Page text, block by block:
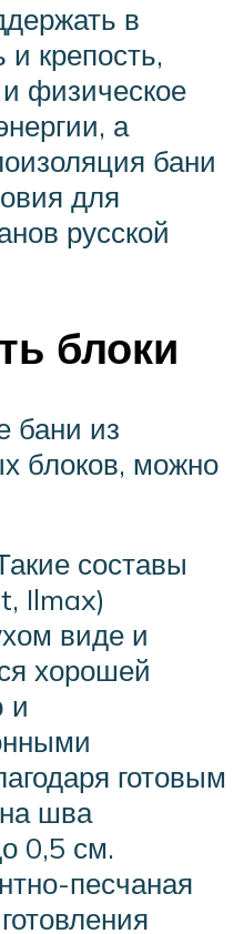
в
и крепость,
физическое
а
бани
для
русской
блоки
бани из
блоков, можно
составы
Ilmax)
виде и
хорошей
и
готовым
шва
0,5 см.
песчаная